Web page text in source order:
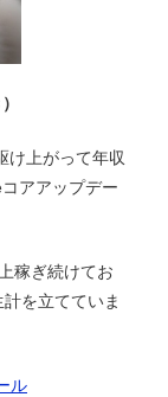
け上がって年収
アアップデー
稼ぎ続けてお
を立てていま
ル